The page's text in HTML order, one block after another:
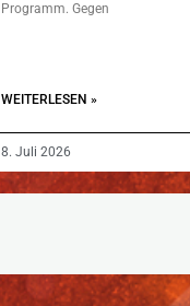
Programm. Gegen
WEITERLESEN »
8. Juli 2026